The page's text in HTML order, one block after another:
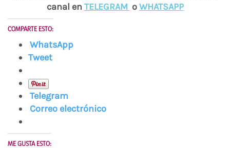
canal en TELEGRAM oWHATSAPP
COMPARTE ESTO:
WhatsApp
Tweet
Telegram
Correo electrónico
ME GUSTA ESTO: